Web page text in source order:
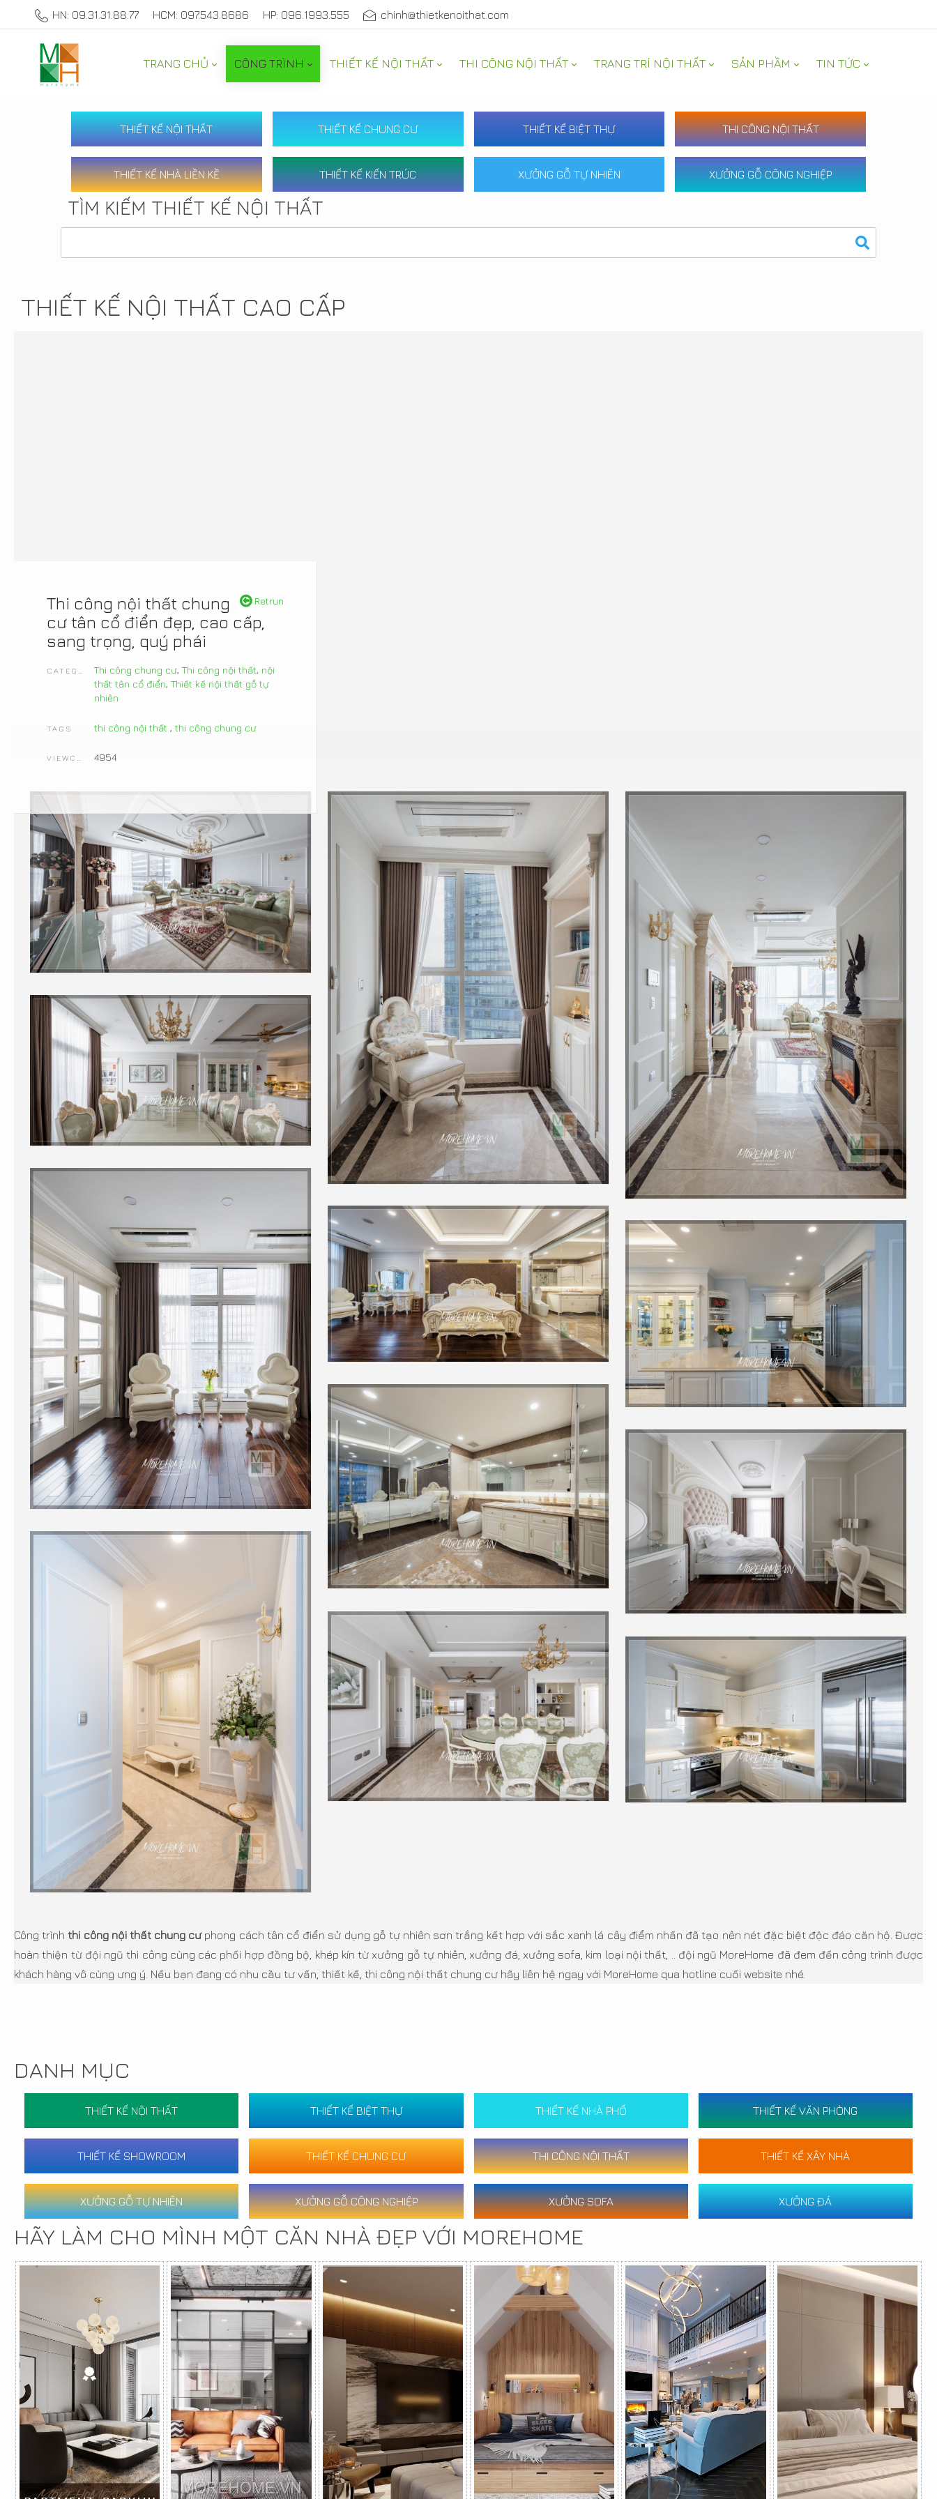
HN: 09.31.31.88.77 HCM: 097.543.8686 HP: 096.1993.555 chinh@thietkenoithat.com
TRANG CHỦ CÔNG TRÌNH THIẾT KẾ NỘI THẤT THI CÔNG NỘI THẤT TRANG TRÍ NỘI THẤT SẢN PHẦM TIN TỨC
THIẾT KẾ NỘI THẤT THIẾT KẾ CHUNG CƯ THIẾT KẾ BIỆT THỰ THI CÔNG NỘI THẤT
THIẾT KẾ NHÀ LIỀN KỀ THIẾT KẾ KIẾN TRÚC XƯỞNG GỖ TỰ NHIÊN XƯỞNG GỖ CÔNG NGHIỆP
TÌM KIẾM THIẾT KẾ NỘI THẤT
THIẾT KẾ NỘI THẤT CAO CẤP
Retrun
Thi công nội thất chung
cư tân cổ điển đẹp, cao cấp,
sang trọng, quý phái
Thi công chung cư, Thi công nội thất, nội
thất tân cổ điển, Thiết kế nội thất gỗ tự
nhiên
TAGS thi công nội thất , thi công chung cư
4954
Công trìnhthi công nội thất chung cưphong cách tân cổ điển sử dụng gỗ tự nhiên sơn trắng kết hợp với sắc xanh lá cây điểm nhấn đã tạo nên nét đặc biệt độc đáo căn hộ. Được
hoàn thiện từ đội ngũ thi công cùng các phối hợp đồng bộ, khép kín từ xưởng gỗ tự nhiên, xưởng đá, xưởng sofa, kim loại nội thất, .. đội ngũ MoreHome đã đem đến công trình được
khách hàng vô cùng ưng ý. Nếu bạn đang có nhu cầu tư vấn, thiết kế, thi công nội thất chung cư hãy liên hệ ngay với MoreHome qua hotline cuối website nhé.
DANH MỤC
THIẾT KẾ NỘI THẤT THIẾT KẾ BIỆT THỰ THIẾT KẾ NHÀ PHỐ THIẾT KẾ VĂN PHÒNG
THIẾT KẾ SHOWROOM THIẾT KẾ CHUNG CƯ THI CÔNG NỘI THẤT THIẾT KẾ XÂY NHÀ
XƯỞNG GỖ TỰ NHIÊN XƯỞNG GỖ CÔNG NGHIỆP XƯỞNG SOFA XƯỞNG ĐÁ
HÃY LÀM CHO MÌNH MỘT CĂN NHÀ ĐẸP VỚI MOREHOME